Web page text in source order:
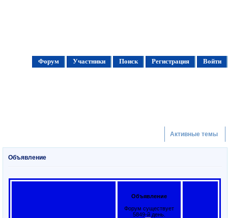
Форум Участники Поиск Регистрация Войти
Активные темы
Объявление
Объявление
Форум существует
5849-й день.